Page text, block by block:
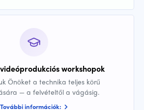
workshopok
Önöket a technika teljes körű
— a felvételtől a vágásig.
További információk: